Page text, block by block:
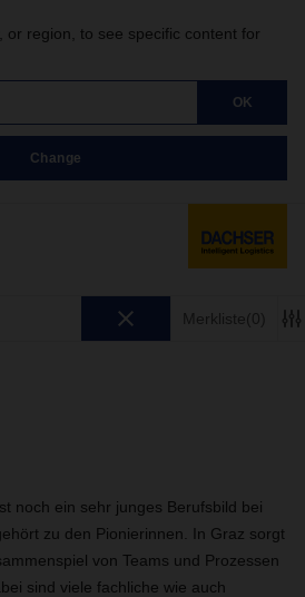
or region, to see specific content for
OK
Change
Merkliste(0)
noch ein sehr junges Berufsbild bei
zu den Pionierinnen. In Graz sorgt
von Teams und Prozessen
sind viele fachliche wie auch